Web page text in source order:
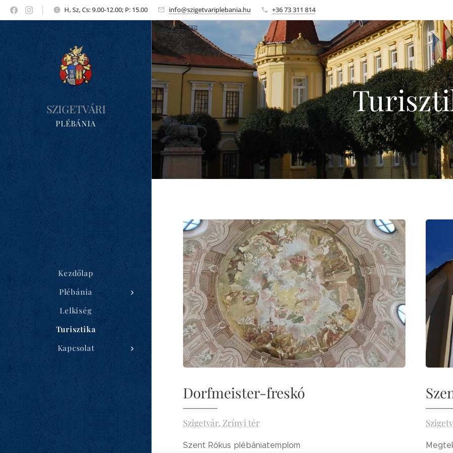
H, Sz, Cs: 9.00-12.00; P: 15.00 info@szigetvariplebania.hu +36 73 311 814
SZIGETVÁRI
PLÉBÁNIA
Kezdőlap
Plébánia
Lelkiség
Turisztika
Kapcsolat
Dorfmeister-freskó
Szigetvár, Zrínyi tér
Szent Rókus plébániatemplom